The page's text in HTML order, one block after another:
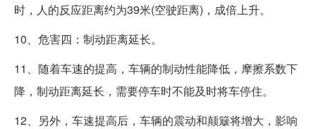
时，人的反应距离约为39米(空驶距离)，成倍上升。
10、危害四：制动距离延长。
11、随着车速的提高，车辆的制动性能降低，摩擦系数下
降，制动距离延长，需要停车时不能及时将车停住。
12、另外，车速提高后，车辆的震动和颠簸将增大，影响